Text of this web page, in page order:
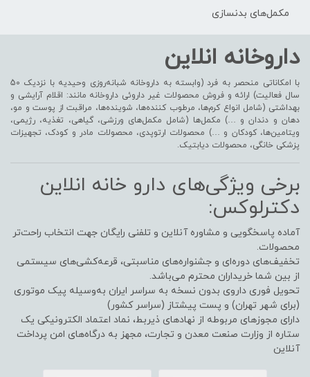
مکمل‌های بدنسازی
داروخانه انلاین
با امکاناتی منحصر به فرد (وابسته به داروخانه شبانه‌روزی وحیدیه با نزدیک 50
سال فعالیت) ارائه و فروش محصولات غیر داروئی داروخانه مانند: اقلام آرایشی و
بهداشتی (شامل انواع کرم‌ها، مرطوب کننده‌ها، شوینده‌ها، مراقبت از پوست و مو،
دهان و دندان و …) مکمل‌ها (شامل مکمل‌های ورزشی، گیاهی، تغذیه، رژیمی،
ویتامین‌ها، کودکان و …) محصولات ارتوپدی، محصولات مادر و کودک، تجهیزات
پزشکی خانگی، محصولات دیابتیک.
برخی ویژگی‌های دارو خانه انلاین
دکترلوکس:
آماده پاسخگویی و مشاوره آنلاین و تلفنی رایگان جهت انتخاب راحت‌تر
محصولات.
تخفیف‌های دوره‌ای و جشنواره‌های مناسبتی، قرعه‌کشی‌های سیستمی
از بین شما خریداران محترم می‌باشد.
تحویل فوری داروی بدون نسخه به سراسر ایران به‌وسیله پیک موتوری
(برای شهر تهران) و پست پیشتاز (سراسر کشور)
دارای مجوزهای مربوطه از نهادهای ذیربط، نماد اعتماد الکترونیکی یک
ستاره از وزارت صنعت معدن و تجارت، مجهز به درگاه‌های امن پرداخت
آنلاین